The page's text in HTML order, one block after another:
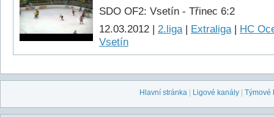
SDO OF2: Vsetín - Třinec 6:2
12.03.2012 | 2.liga| Extraliga| HC
Vsetín
Hlavní stránka Ligové kanály Týmové